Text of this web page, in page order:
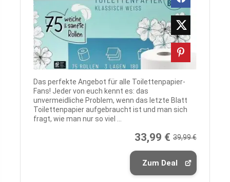
Das perfekte Angebot für alle Toilettenpapier-
Fans! Jeder von euch kennt es: das
unvermeidliche Problem, wenn das letzte Blatt
Toilettenpapier aufgebraucht ist und man sich
fragt, wie man nur so viel ...
33,99 € 39,99 €
Zum Deal